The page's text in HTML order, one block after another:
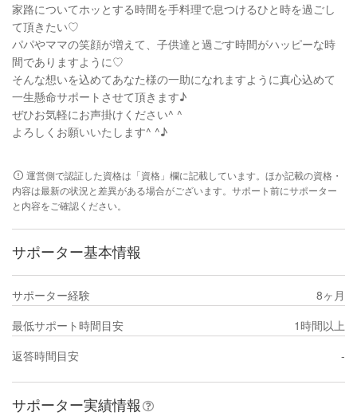
家路についてホッとする時間を手料理で息つけるひと時を過ごし
て頂きたい♡
パパやママの笑顔が増えて、子供達と過ごす時間がハッピーな時
間でありますように♡
そんな想いを込めてあなた様の一助になれますように真心込めて
一生懸命サポートさせて頂きます♪
ぜひお気軽にお声掛けください^ ^
よろしくお願いいたします^ ^♪
運営側で認証した資格は「資格」欄に記載しています。ほか記載の資格・
内容は最新の状況と差異がある場合がございます。サポート前にサポーター
と内容をご確認ください。
サポーター基本情報
サポーター経験
8ヶ月
最低サポート時間目安
1時間以上
返答時間目安
-
サポーター実績情報